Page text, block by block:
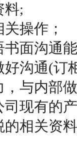
料;
操作；
面沟通
沟通(订
与内部
现有的
的相关资